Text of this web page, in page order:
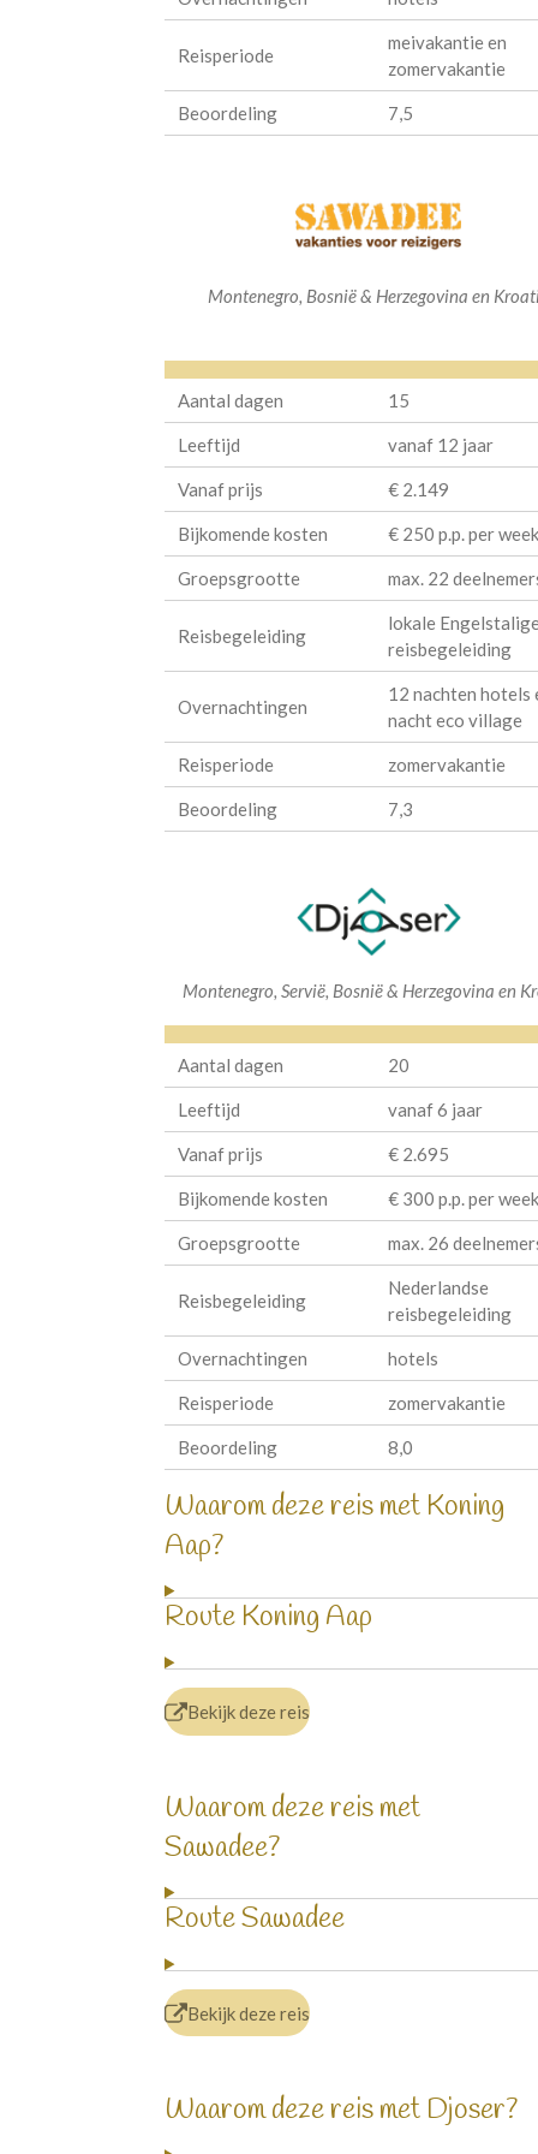
Reisperiode
meivakantie en
zomervakantie
Beoordeling 7,5
Montenegro, Bosnië & Herzegovina en
Aantal dagen 15
Leeftijd vanaf 12 jaar
Vanaf prijs € 2.149
Bijkomende kosten € 250 p.p. per week
Groepsgrootte max. 22
Reisbegeleiding
lokale
reisbegeleiding
Overnachtingen
12 nachten hotels
nacht eco village
Reisperiode zomervakantie
Beoordeling 7,3
Montenegro, Servië, Bosnië & Herzegovina en
Aantal dagen 20
Leeftijd vanaf 6 jaar
Vanaf prijs € 2.695
Bijkomende kosten € 300 p.p. per week
Groepsgrootte max. 26
Reisbegeleiding
Nederlandse
reisbegeleiding
Overnachtingen hotels
Reisperiode zomervakantie
Beoordeling 8,0
Waarom deze reis met Koning
Aap?
Route Koning Aap
Bekijk deze reis
Waarom deze reis met
Sawadee?
Route Sawadee
Bekijk deze reis
Waarom deze reis met Djoser?